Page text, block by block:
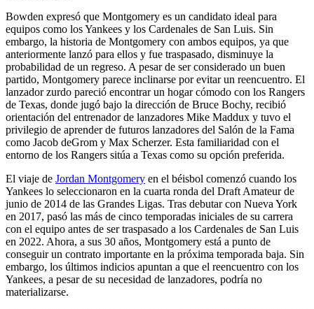
Bowden expresó que Montgomery es un candidato ideal para
equipos como los Yankees y los Cardenales de San Luis. Sin
embargo, la historia de Montgomery con ambos equipos, ya que
anteriormente lanzó para ellos y fue traspasado, disminuye la
probabilidad de un regreso. A pesar de ser considerado un buen
partido, Montgomery parece inclinarse por evitar un reencuentro. El
lanzador zurdo pareció encontrar un hogar cómodo con los Rangers
de Texas, donde jugó bajo la dirección de Bruce Bochy, recibió
orientación del entrenador de lanzadores Mike Maddux y tuvo el
privilegio de aprender de futuros lanzadores del Salón de la Fama
como Jacob deGrom y Max Scherzer. Esta familiaridad con el
entorno de los Rangers sitúa a Texas como su opción preferida.
El viaje de Jordan Montgomery en el béisbol comenzó cuando los
Yankees lo seleccionaron en la cuarta ronda del Draft Amateur de
junio de 2014 de las Grandes Ligas. Tras debutar con Nueva York
en 2017, pasó las más de cinco temporadas iniciales de su carrera
con el equipo antes de ser traspasado a los Cardenales de San Luis
en 2022. Ahora, a sus 30 años, Montgomery está a punto de
conseguir un contrato importante en la próxima temporada baja. Sin
embargo, los últimos indicios apuntan a que el reencuentro con los
Yankees, a pesar de su necesidad de lanzadores, podría no
materializarse.